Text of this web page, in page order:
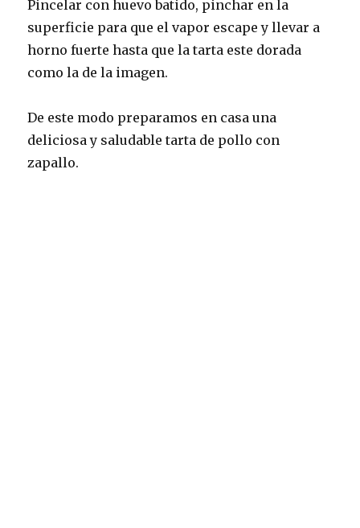
Pincelar con huevo batido, pinchar en la
superficie para que el vapor escape y llevar a
horno fuerte hasta que la tarta este dorada
como la de la imagen.
De este modo preparamos en casa una
deliciosa y saludable tarta de pollo con
zapallo.